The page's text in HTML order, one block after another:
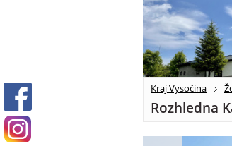
Kraj Vysočina
Rozhledna